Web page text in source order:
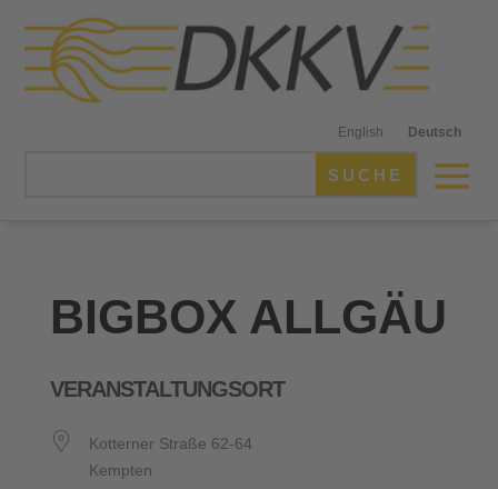
English Deutsch
BIGBOX ALLGÄU
VERANSTALTUNGSORT
Kotterner Straße 62-64
Kempten